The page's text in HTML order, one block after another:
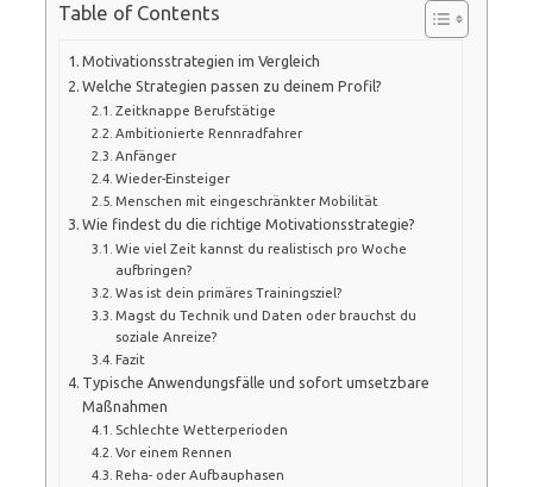
Table of Contents
Motivationsstrategien im Vergleich
Welche Strategien passen zu deinem Profil?
Zeitknappe Berufstätige
Ambitionierte Rennradfahrer
Anfänger
Wieder-Einsteiger
Menschen mit eingeschränkter Mobilität
Wie findest du die richtige Motivationsstrategie?
Wie viel Zeit kannst du realistisch pro Woche
aufbringen?
Was ist dein primäres Trainingsziel?
Magst du Technik und Daten oder brauchst du
soziale Anreize?
Fazit
Typische Anwendungsfälle und sofort umsetzbare
Maßnahmen
Schlechte Wetterperioden
Vor einem Rennen
Reha- oder Aufbauphasen